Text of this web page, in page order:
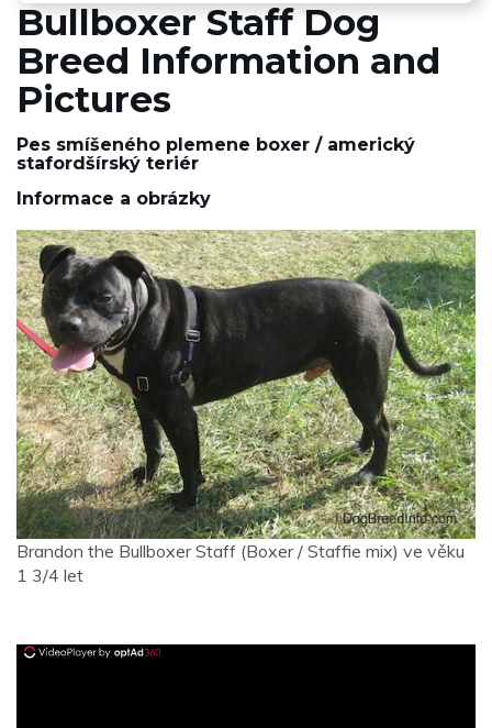
Bullboxer Staff Dog
Breed Information and
Pictures
Pes smíšeného plemene boxer / americký
stafordšírský teriér
Informace a obrázky
Brandon the Bullboxer Staff (Boxer / Staffie mix) ve věku
1 3/4 let